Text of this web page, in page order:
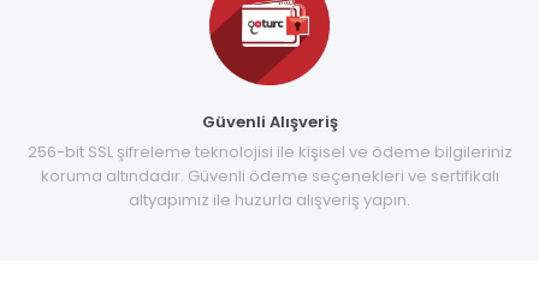
Güvenli Alışveriş
256-bit SSL şifreleme teknolojisi ile kişisel ve ödeme bilgileriniz
koruma altındadır. Güvenli ödeme seçenekleri ve sertifikalı
altyapımız ile huzurla alışveriş yapın.